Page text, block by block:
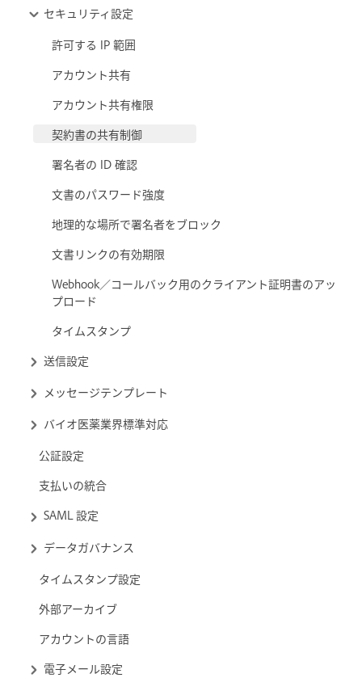
セキュリティ設定
許可する IP 範囲
アカウント共有
アカウント共有権限
契約書の共有制御
署名者の ID 確認
文書のパスワード強度
地理的な場所で署名者をブロック
文書リンクの有効期限
Webhook／コールバック用のクライアント証明書のアッ
プロード
タイムスタンプ
送信設定
メッセージテンプレート
バイオ医薬業界標準対応
公証設定
支払いの統合
SAML 設定
データガバナンス
タイムスタンプ設定
外部アーカイブ
アカウントの言語
電子メール設定